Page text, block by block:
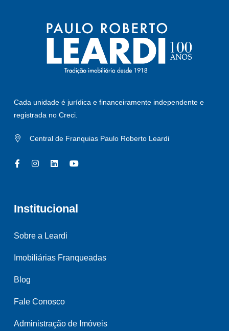
Cada unidade é jurídica e financeiramente independente e
registrada no Creci.
Central de Franquias Paulo Roberto Leardi
Institucional
Sobre a Leardi
Imobiliárias Franqueadas
Blog
Fale Conosco
Administração de Imóveis